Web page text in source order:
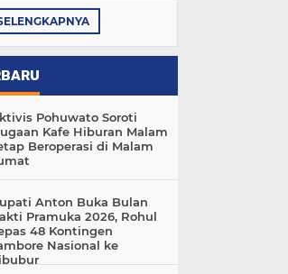
Pohuwato Soroti
Kafe Hiburan Malam
Beroperasi di Malam
Anton Buka Bulan
Pramuka 2026, Rohul
48 Kontingen
Nasional ke